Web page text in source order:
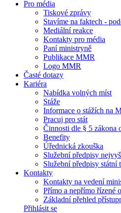
Pro média
Tiskové zprávy
Stavíme na faktech -
Mediální reakce
Kontakty pro média
Paní ministryně
Publikace MMR
Logo MMR
Časté dotazy
Kariéra
Nabídka volných míst
Stáže
Informace o stážích na
Pracuj pro stát
Činnosti dle § 5 zákona
Benefity
Úřednická zkouška
Služební předpisy
Služební předpisy státní
Kontakty
Kontakty na vedení
Přímo a nepřímo řízené
Základní přehled
Přihlásit se